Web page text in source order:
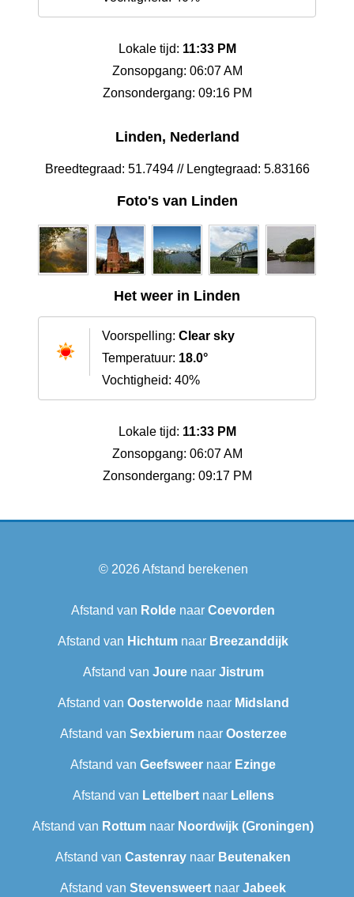
Lokale tijd: 11:33 PM
Zonsopgang: 06:07 AM
Zonsondergang: 09:16 PM
Linden, Nederland
Breedtegraad: 51.7494 // Lengtegraad: 5.83166
Foto's van Linden
Het weer in Linden
Voorspelling: Clear sky
Temperatuur: 18.0°
Vochtigheid: 40%
Lokale tijd: 11:33 PM
Zonsopgang: 06:07 AM
Zonsondergang: 09:17 PM
© 2026Afstand berekenen
Afstand van Rolde naar Coevorden
Afstand van Hichtum naar Breezanddijk
Afstand van Jourenaar Jistrum
Afstand van Oosterwoldenaar Midsland
Afstand van Sexbierum‎naar Oosterzee
Afstand van Geefsweer naar Ezinge
Afstand van Lettelbertnaar Lellens
Afstand van Rottum naar Noordwijk (Groningen)
Afstand van Castenray naar Beutenaken
Afstand van Stevensweert naar Jabeek